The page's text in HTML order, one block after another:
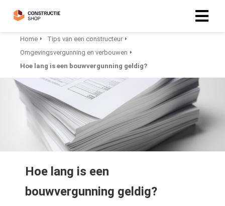
Home
Tips van een constructeur
Omgevingsvergunning en verbouwen
Hoe lang is een bouwvergunning geldig?
Hoe lang is een
bouwvergunning geldig?